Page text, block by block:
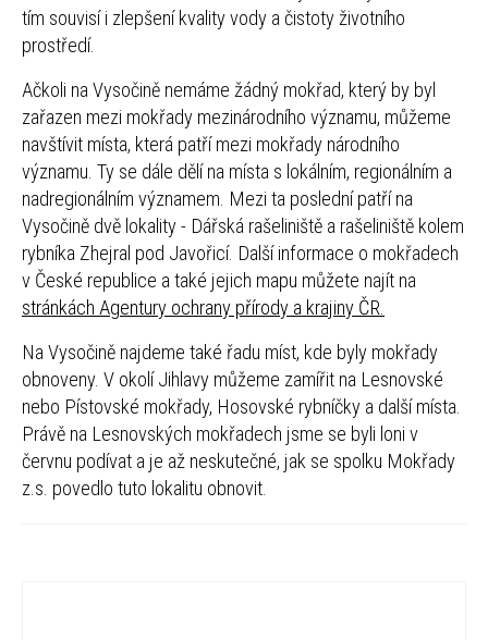
tím souvisí i zlepšení kvality vody a čistoty životního
prostředí.
Ačkoli na Vysočině nemáme žádný mokřad, který by byl
zařazen mezi mokřady mezinárodního významu, můžeme
navštívit místa, která patří mezi mokřady národního
významu. Ty se dále dělí na místa s lokálním, regionálním a
nadregionálním významem. Mezi ta poslední patří na
Vysočině dvě lokality - Dářská rašeliniště a rašeliniště kolem
rybníka Zhejral pod Javořicí. Další informace o mokřadech
v České republice a také jejich mapu můžete najít na
stránkách Agentury ochrany přírody a krajiny ČR.
Na Vysočině najdeme také řadu míst, kde byly mokřady
obnoveny. V okolí Jihlavy můžeme zamířit na Lesnovské
nebo Pístovské mokřady, Hosovské rybníčky a další místa.
Právě na Lesnovských mokřadech jsme se byli loni v
červnu podívat a je až neskutečné, jak se spolku Mokřady
z.s. povedlo tuto lokalitu obnovit.